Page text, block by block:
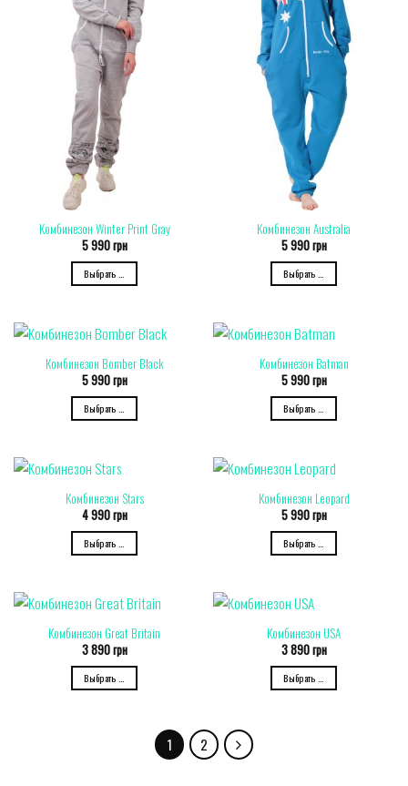
Комбинезон Winter Print Gray
5 990грн
Выбрать ...
Комбинезон Australia
5 990грн
Выбрать ...
Комбинезон Bomber Black
5 990грн
Выбрать ...
Комбинезон Batman
5 990грн
Выбрать ...
Комбинезон Stars
4 990грн
Выбрать ...
Комбинезон Leopard
5 990грн
Выбрать ...
Комбинезон Great Britain
3 890грн
Выбрать ...
Комбинезон USA
3 890грн
Выбрать ...
1 2